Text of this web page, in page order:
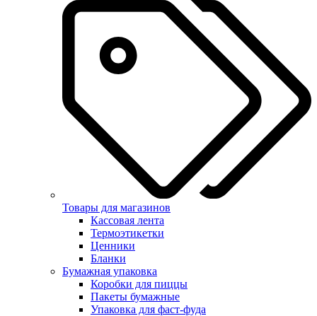
Товары для магазинов
Кассовая лента
Термоэтикетки
Ценники
Бланки
Бумажная упаковка
Коробки для пиццы
Пакеты бумажные
Упаковка для фаст-фуда